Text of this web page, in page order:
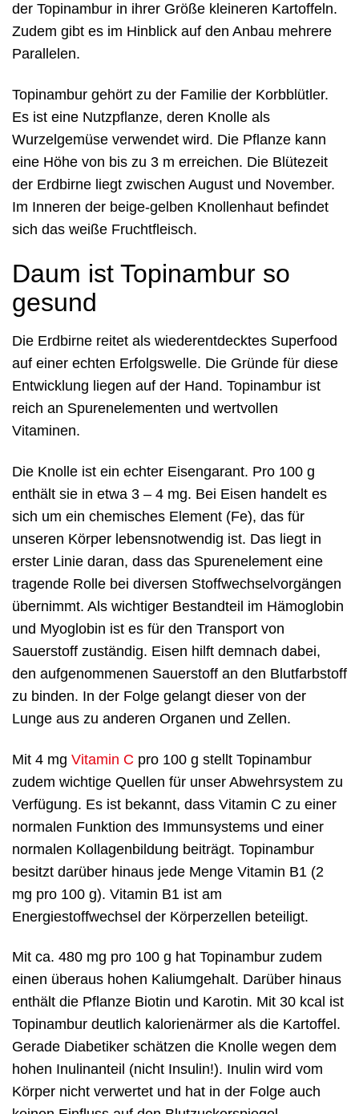
der Topinambur in ihrer Größe kleineren Kartoffeln.
Zudem gibt es im Hinblick auf den Anbau mehrere
Parallelen.
Topinambur gehört zu der Familie der Korbblütler.
Es ist eine Nutzpflanze, deren Knolle als
Wurzelgemüse verwendet wird. Die Pflanze kann
eine Höhe von bis zu 3 m erreichen. Die Blütezeit
der Erdbirne liegt zwischen August und November.
Im Inneren der beige-gelben Knollenhaut befindet
sich das weiße Fruchtfleisch.
Daum ist Topinambur so
gesund
Die Erdbirne reitet als wiederentdecktes Superfood
auf einer echten Erfolgswelle. Die Gründe für diese
Entwicklung liegen auf der Hand. Topinambur ist
reich an Spurenelementen und wertvollen
Vitaminen.
Die Knolle ist ein echter Eisengarant. Pro 100 g
enthält sie in etwa 3 – 4 mg. Bei Eisen handelt es
sich um ein chemisches Element (Fe), das für
unseren Körper lebensnotwendig ist. Das liegt in
erster Linie daran, dass das Spurenelement eine
tragende Rolle bei diversen Stoffwechselvorgängen
übernimmt. Als wichtiger Bestandteil im Hämoglobin
und Myoglobin ist es für den Transport von
Sauerstoff zuständig. Eisen hilft demnach dabei,
den aufgenommenen Sauerstoff an den Blutfarbstoff
zu binden. In der Folge gelangt dieser von der
Lunge aus zu anderen Organen und Zellen.
Mit 4 mg Vitamin C pro 100 g stellt Topinambur
zudem wichtige Quellen für unser Abwehrsystem zu
Verfügung. Es ist bekannt, dass Vitamin C zu einer
normalen Funktion des Immunsystems und einer
normalen Kollagenbildung beiträgt. Topinambur
besitzt darüber hinaus jede Menge Vitamin B1 (2
mg pro 100 g). Vitamin B1 ist am
Energiestoffwechsel der Körperzellen beteiligt.
Mit ca. 480 mg pro 100 g hat Topinambur zudem
einen überaus hohen Kaliumgehalt. Darüber hinaus
enthält die Pflanze Biotin und Karotin. Mit 30 kcal ist
Topinambur deutlich kalorienärmer als die Kartoffel.
Gerade Diabetiker schätzen die Knolle wegen dem
hohen Inulinanteil (nicht Insulin!). Inulin wird vom
Körper nicht verwertet und hat in der Folge auch